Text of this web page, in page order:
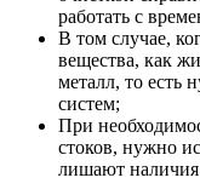
работать с
В том случае,
вещества, как
металл, то есть
систем;
При
стоков, нужно
лишают